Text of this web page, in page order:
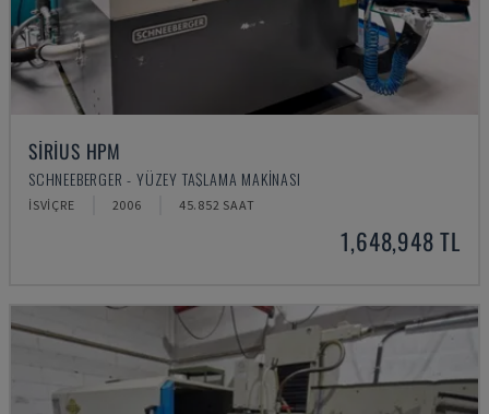
SIRIUS HPM
SCHNEEBERGER - YÜZEY TAŞLAMA MAKINASI
İSVIÇRE 2006 45.852 SAAT
1,648,948 TL